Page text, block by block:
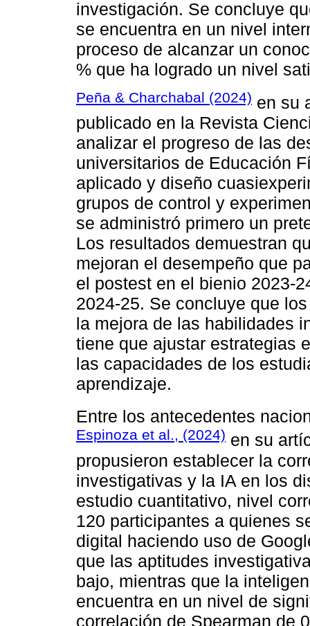
investigación. Se concluye
se encuentra en un nivel
proceso de alcanzar un
% que ha logrado un nivel
Peña & Charchabal (2024) en su
publicado en la Revista
analizar el progreso de las
universitarios de Educación
aplicado y diseño
grupos de control y
se administró primero un
Los resultados demuestran
mejoran el desempeño que
el postest en el bienio 2023-
2024-25. Se concluye que
la mejora de las habilidades
tiene que ajustar estrategias
las capacidades de los
aprendizaje.
Entre los antecedentes
Espinoza et al., (2024) en su
propusieron establecer la
investigativas y la IA en los
estudio cuantitativo, nivel
120 participantes a quienes
digital haciendo uso de
que las aptitudes
bajo, mientras que la
encuentra en un nivel de
correlación de Spearman de